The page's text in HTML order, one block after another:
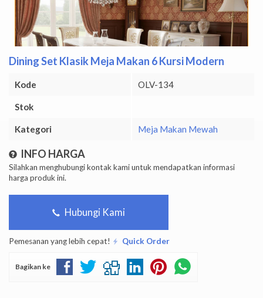
Dining Set Klasik Meja Makan 6 Kursi Modern
Kode OLV-134
Stok
Kategori Meja Makan Mewah
INFO HARGA
Silahkan menghubungi kontak kami untuk mendapatkan informasi
harga produk ini.
Hubungi Kami
Pemesanan yang lebih cepat! Quick Order
Bagikan ke